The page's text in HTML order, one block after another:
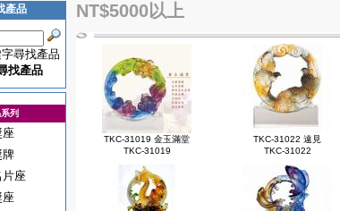
產品
尋找產品
找產品
列
座
NT$5000以上
TKC-31019 金玉滿堂
TKC-31019
TKC-31022 遠見
TKC-31022